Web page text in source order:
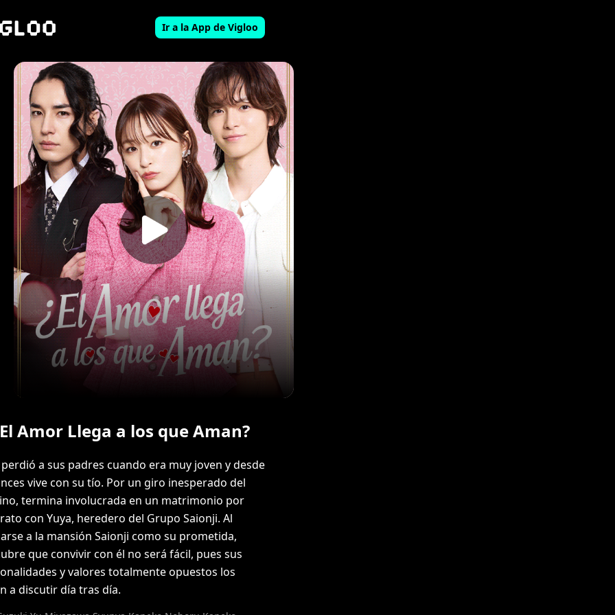
Ir a la App de Vigloo
Amor Llega a los que Aman?
a sus padres cuando era muy joven y desde
vive con su tío. Por un giro inesperado del
termina involucrada en un matrimonio por
con Yuya, heredero del Grupo Saionji. Al
a la mansión Saionji como su prometida,
que convivir con él no será fácil, pues sus
y valores totalmente opuestos los
a discutir día tras día.